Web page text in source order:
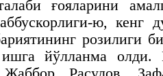
ғояларини
ю, кенг
розилиги
ишга йўлланма